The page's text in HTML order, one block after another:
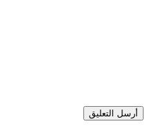
أرسل التعليق